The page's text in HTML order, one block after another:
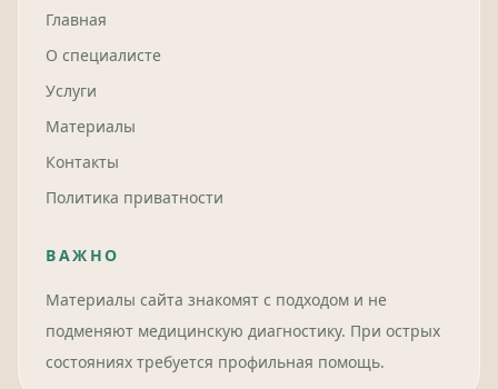
Главная
О специалисте
Услуги
Материалы
Контакты
Политика приватности
ВАЖНО
Материалы сайта знакомят с подходом и не
подменяют медицинскую диагностику. При острых
состояниях требуется профильная помощь.